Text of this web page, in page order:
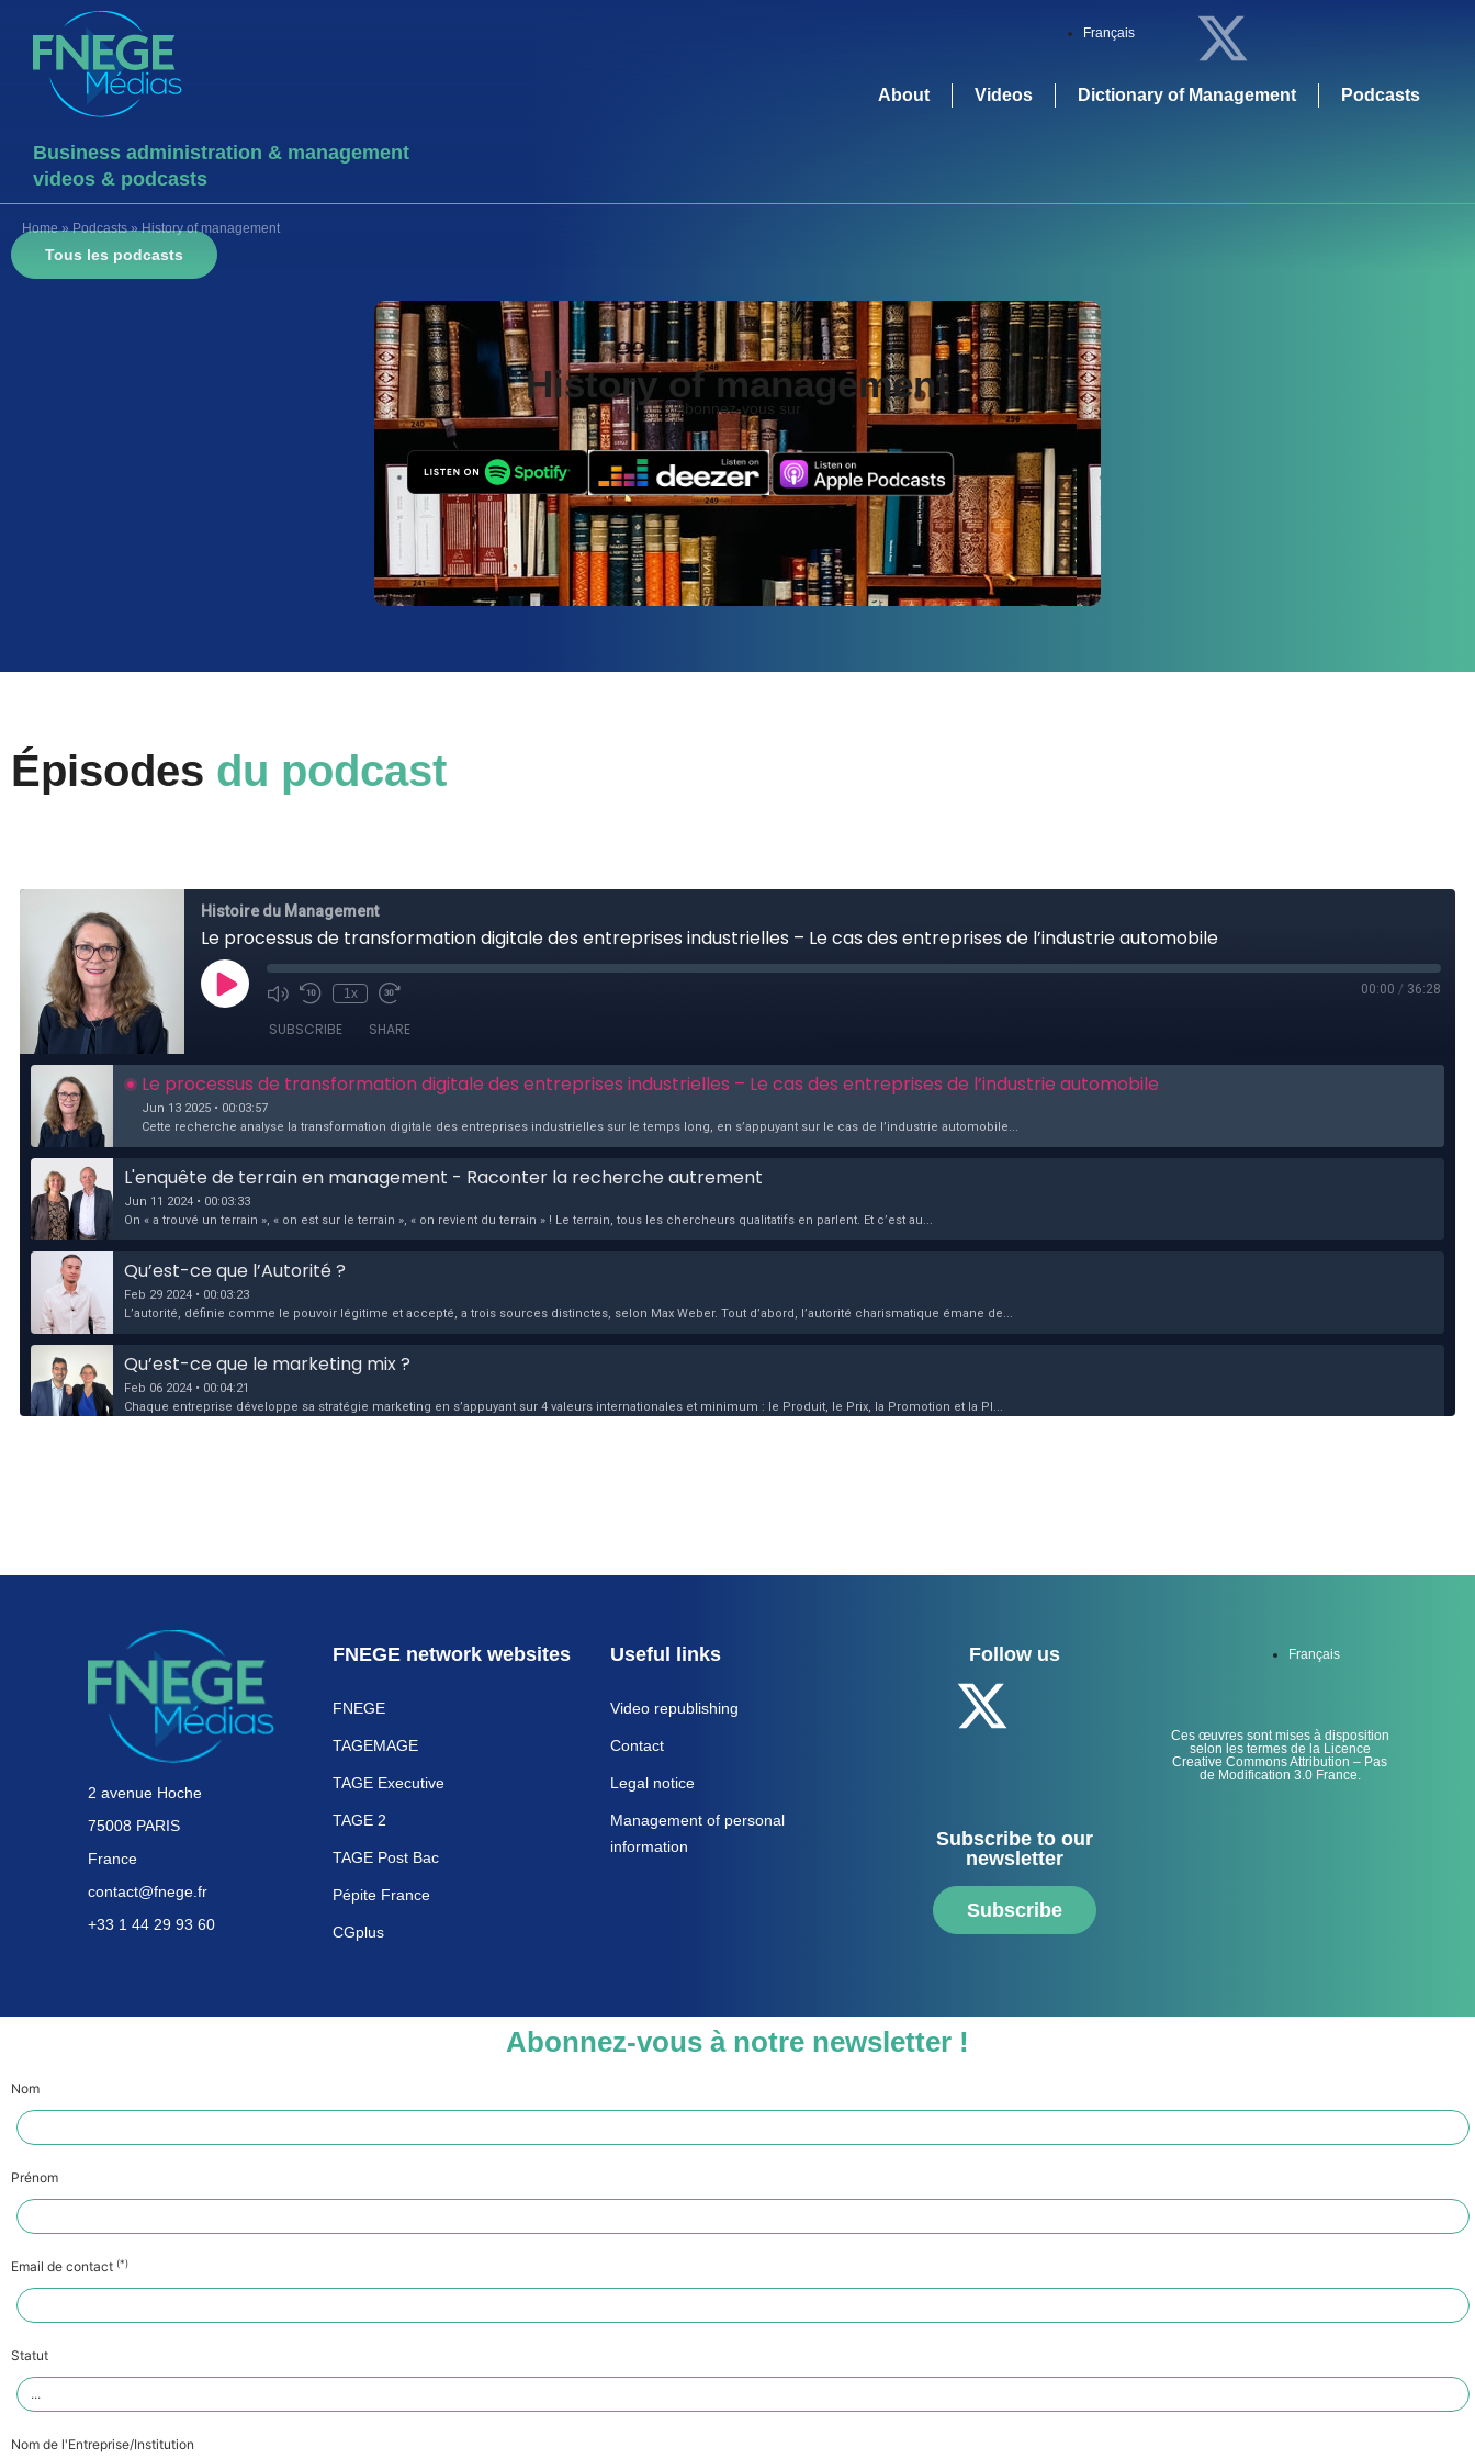
Business administration & management
videos & podcasts
Français
About Videos Dictionary of Management Podcasts
Home»Podcasts»History of management
Tous les podcasts
History of management
Abonnez-vous sur
Épisodes du podcast
2 avenue Hoche
75008 PARIS
France
contact@fnege.fr
+33 1 44 29 93 60
FNEGE network websites
FNEGE
TAGEMAGE
TAGE Executive
TAGE 2
TAGE Post Bac
Pépite France
CGplus
Useful links
Video republishing
Contact
Legal notice
Management of personal
information
Follow us
Subscribe to our
newsletter
Subscribe
Français
Ces œuvres sont mises à disposition
selon les termes de la Licence
Creative Commons Attribution – Pas
de Modification 3.0 France.
Abonnez-vous à notre newsletter !
Nom
Prénom
Email de contact (*)
Statut
Nom de l'Entreprise/Institution